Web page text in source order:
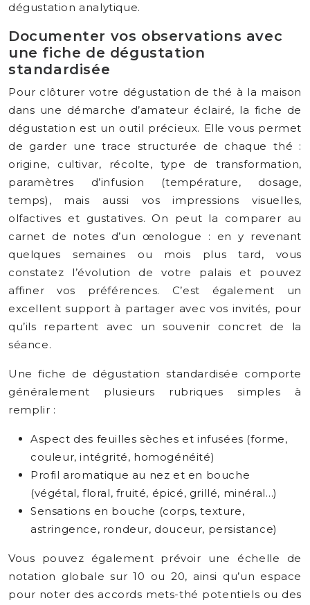
dégustation analytique.
Documenter vos observations avec
une fiche de dégustation
standardisée
Pour clôturer votre dégustation de thé à la maison
dans une démarche d’amateur éclairé, la fiche de
dégustation est un outil précieux. Elle vous permet
de garder une trace structurée de chaque thé :
origine, cultivar, récolte, type de transformation,
paramètres d’infusion (température, dosage,
temps), mais aussi vos impressions visuelles,
olfactives et gustatives. On peut la comparer au
carnet de notes d’un œnologue : en y revenant
quelques semaines ou mois plus tard, vous
constatez l’évolution de votre palais et pouvez
affiner vos préférences. C’est également un
excellent support à partager avec vos invités, pour
qu’ils repartent avec un souvenir concret de la
séance.
Une fiche de dégustation standardisée comporte
généralement plusieurs rubriques simples à
remplir :
Aspect des feuilles sèches et infusées (forme,
couleur, intégrité, homogénéité)
Profil aromatique au nez et en bouche
(végétal, floral, fruité, épicé, grillé, minéral…)
Sensations en bouche (corps, texture,
astringence, rondeur, douceur, persistance)
Vous pouvez également prévoir une échelle de
notation globale sur 10 ou 20, ainsi qu’un espace
pour noter des accords mets-thé potentiels ou des